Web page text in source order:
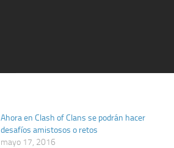
Ahora en Clash of Clans se podrán hacer
desafíos amistosos o retos
mayo 17, 2016